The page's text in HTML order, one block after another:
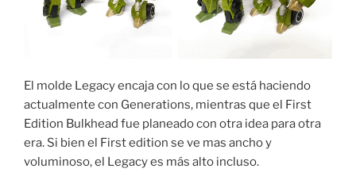
El molde Legacy encaja con lo que se está haciendo
actualmente con Generations, mientras que el First
Edition Bulkhead fue planeado con otra idea para otra
era. Si bien el First edition se ve mas ancho y
voluminoso, el Legacy es más alto incluso.